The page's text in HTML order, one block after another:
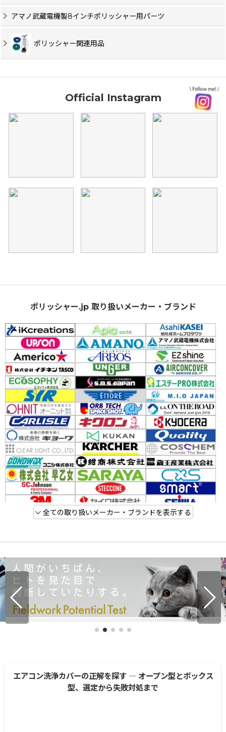
アマノ武蔵電機製8インチポリッシャー用パーツ
ポリッシャー関連用品
Official Instagram
ポリッシャー.jp 取り扱いメーカー・ブランド
全ての取り扱いメーカー・ブランドを表示する
エアコン洗浄カバーの正解を探す ― オープン型とボックス
型、選定から失敗対処まで